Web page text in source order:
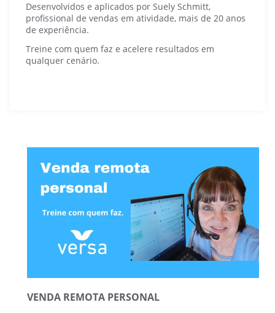
Desenvolvidos e aplicados por Suely Schmitt,
profissional de vendas em atividade, mais de 20 anos
de experiência.
Treine com quem faz e acelere resultados em
qualquer cenário.
VENDA REMOTA PERSONAL